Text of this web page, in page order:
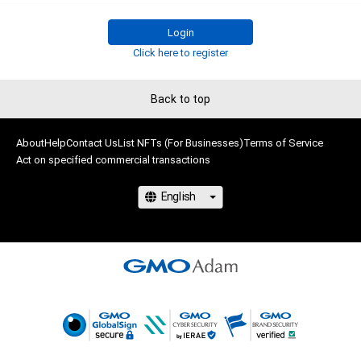
adam.jp/airdrops/VAC-NY2024
Login
Click here to register
Back to top
AboutHelpContact UsList NFTs (For Businesses)Terms of Service
Act on specified commercial transactions